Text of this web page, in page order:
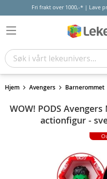
Fri frakt over 1000,-* | Lave
Hjem Avengers Barnerommet
WOW! PODS
actionfigur -